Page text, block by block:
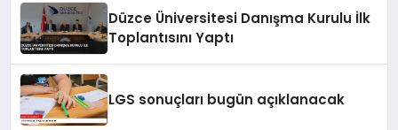
Düzce Üniversitesi Danışma Kurulu İlk
Toplantısını Yaptı
LGS sonuçları bugün açıklanacak